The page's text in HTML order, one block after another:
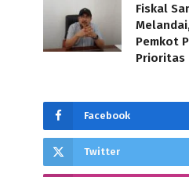
Fiskal
Pemkot
Prioritas
Facebook
Twitter